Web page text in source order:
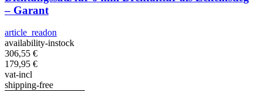
– Garant
article_readon
availability-instock
306,55 €
179,95 €
vat-incl
shipping-free